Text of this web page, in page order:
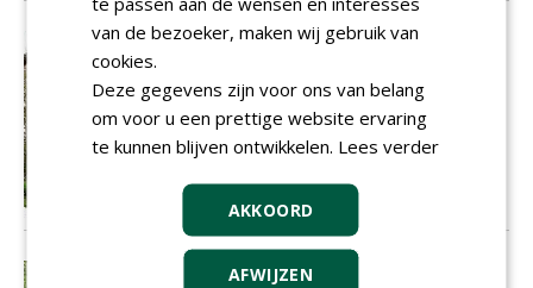
‘Sorbus domestica is variatie ten
Plaatjes zijn net zo zeldzaam als de
species zelf en de boom bestaat
nauwelijks in cultuur: Sorbus domestica.
Gewone taxus: volgens
van de bezoeker, maken wij gebruik van
cookies.
Deze gegevens zijn voor ons van belang
om voor u een prettige website ervaring
te kunnen blijven ontwikkelen. Lees verder
AKKOORD
AFWIJZEN